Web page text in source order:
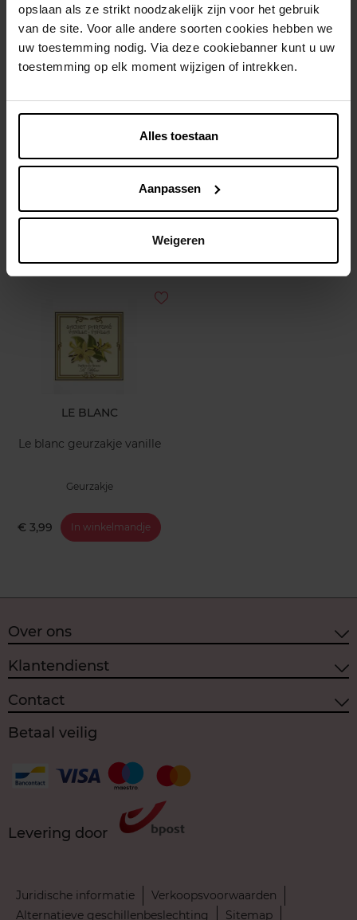
opslaan als ze strikt noodzakelijk zijn voor het gebruik
van de site. Voor alle andere soorten cookies hebben we
uw toestemming nodig. Via deze cookiebanner kunt u uw
toestemming op elk moment wijzigen of intrekken.
Alles toestaan
Aanpassen
Weigeren
Le blanc geurzakje oranje
Geurzakje
LE BLANC
Le blanc geurzakje vanille
Geurzakje
€ 3,99 In winkelmandje
Over ons
Klantendienst
Contact
Betaal veilig
Levering door
Juridische informatie
Verkoopsvoorwaarden
Alternatieve geschillenbeslechting
Sitemap